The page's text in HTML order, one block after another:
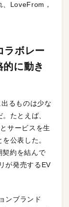
、LoveFrom，
ラボレー
に動き
るものは少な
たとえば、
サービスを生
公表した。
契約を結んで
が発売するEV
ンブランド